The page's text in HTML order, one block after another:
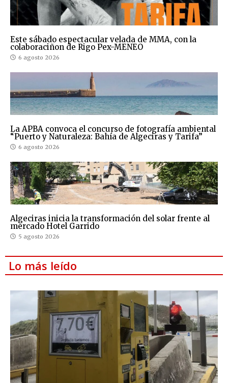
Este sábado espectacular velada de MMA, con la
colaboraciñon de Rigo Pex-MENEO
6 agosto 2026
La APBA convoca el concurso de fotografía ambiental
“Puerto y Naturaleza: Bahía de Algeciras y Tarifa”
6 agosto 2026
Algeciras inicia la transformación del solar frente al
mercado Hotel Garrido
5 agosto 2026
Lo más leído